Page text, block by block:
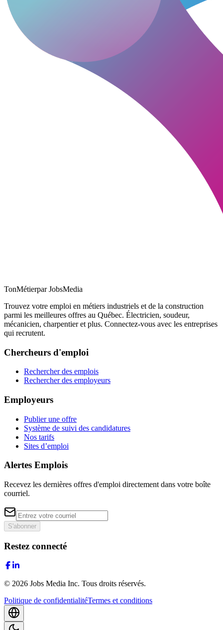
TonMétierpar JobsMedia
Trouvez votre emploi en métiers industriels et de la construction
parmi les meilleures offres au Québec. Électricien, soudeur,
mécanicien, charpentier et plus. Connectez-vous avec les entreprises
qui recrutent.
Chercheurs d'emploi
Rechercher des emplois
Rechercher des employeurs
Employeurs
Publier une offre
Système de suivi des candidatures
Nos tarifs
Sites d’emploi
Alertes Emplois
Recevez les dernières offres d'emploi directement dans votre boîte
courriel.
S'abonner
Restez connecté
© 2026 Jobs Media Inc. Tous droits réservés.
Politique de confidentialitéTermes et conditions